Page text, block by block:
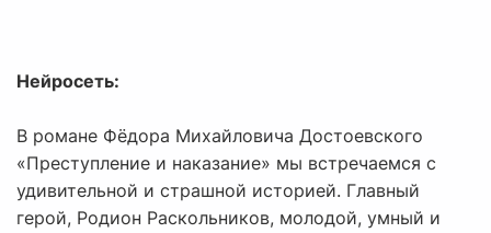
Нейросеть:
В романе Фёдора Михайловича Достоевского
«Преступление и наказание» мы встречаемся с
удивительной и страшной историей. Главный
герой, Родион Раскольников, молодой, умный и